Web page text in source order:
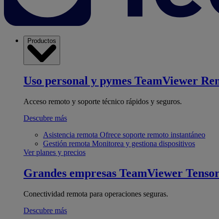
Productos
Uso personal y pymes TeamViewer
Acceso remoto y soporte técnico rápidos y seguros.
Descubre más
Asistencia remota Ofrece soporte remoto instantáneo
Gestión remota Monitorea y gestiona dispositivos
Ver planes y precios
Grandes empresas TeamViewer Tensor
Conectividad remota para operaciones seguras.
Descubre más